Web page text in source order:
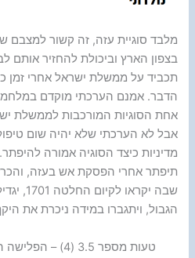
מלבד סוגיית עזה, זה קשור למצבם
בצפון הארץ וביכולת להחזיר אותם
תכביד על ממשלת ישראל אחרי זמן
הדבר. אמנם הערכתי מוקדם
אחת הסוגיות המורכבות לממשלת
אבל לא הערכתי שלא יהיה שום
מדיניות כיצד הסוגיה אמורה
תיפתר אחרי הפסקת אש בעזה,
שבה
הגבול, ויתגברו במידה ניכרת את
טעות מספר 3.5 (4) – הפלישה הקרקעית לדרום הרצועה